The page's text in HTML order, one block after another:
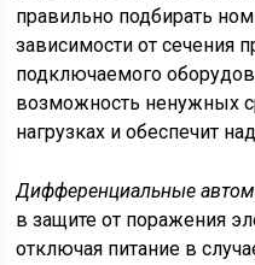
правильно подбирать
зависимости от сечения
подключаемого
возможность ненужных
нагрузках и обеспечит
Дифференциальные
в защите от поражения
отключая питание в